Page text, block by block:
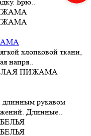
хлопковой ткани,
напря..
длинным рукавом
Длинные..